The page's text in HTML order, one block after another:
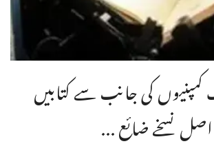
کمپنیوں کی جانب سے کتابیں
نسخے ضائع ...